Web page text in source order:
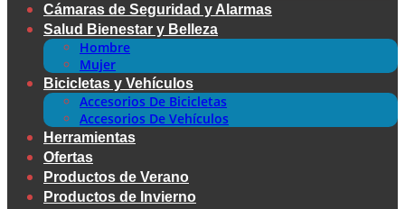
Cámaras de Seguridad y Alarmas
Salud Bienestar y Belleza
Hombre
Mujer
Bicicletas y Vehículos
Accesorios De Bicicletas
Accesorios De Vehículos
Herramientas
Ofertas
Productos de Verano
Productos de Invierno